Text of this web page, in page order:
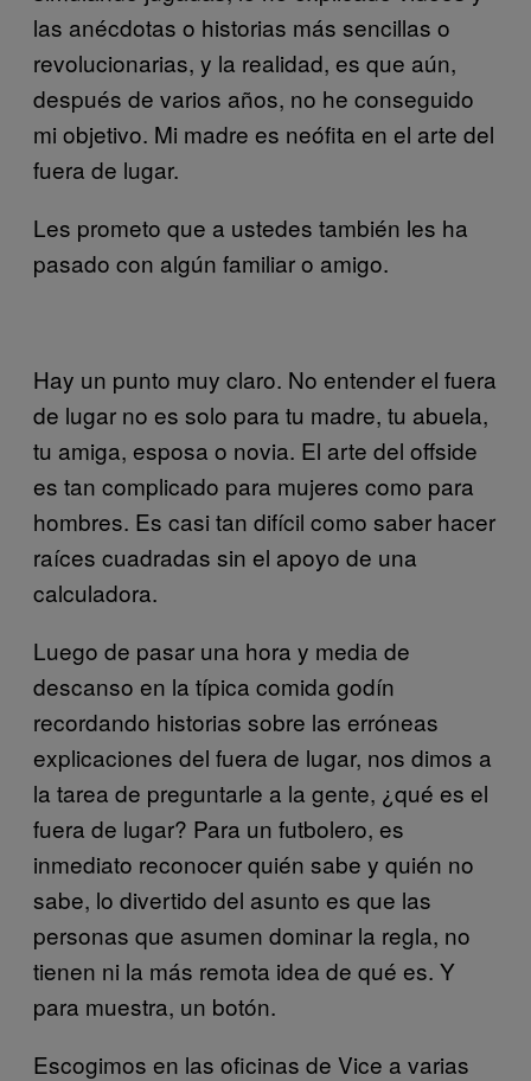
las anécdotas o historias más sencillas o
revolucionarias, y la realidad, es que aún,
después de varios años, no he conseguido
mi objetivo. Mi madre es neófita en el arte del
fuera de lugar.
Les prometo que a ustedes también les ha
pasado con algún familiar o amigo.
Hay un punto muy claro. No entender el fuera
de lugar no es solo para tu madre, tu abuela,
tu amiga, esposa o novia. El arte del offside
es tan complicado para mujeres como para
hombres. Es casi tan difícil como saber hacer
raíces cuadradas sin el apoyo de una
calculadora.
Luego de pasar una hora y media de
descanso en la típica comida godín
recordando historias sobre las erróneas
explicaciones del fuera de lugar, nos dimos a
la tarea de preguntarle a la gente, ¿qué es el
fuera de lugar? Para un futbolero, es
inmediato reconocer quién sabe y quién no
sabe, lo divertido del asunto es que las
personas que asumen dominar la regla, no
tienen ni la más remota idea de qué es. Y
para muestra, un botón.
Escogimos en las oficinas de Vice a varias